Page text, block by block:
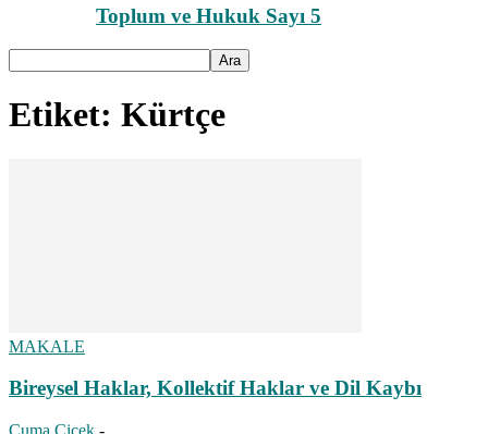
Toplum ve Hukuk Sayı 5
Etiket: Kürtçe
MAKALE
Bireysel Haklar, Kollektif Haklar ve Dil Kaybı